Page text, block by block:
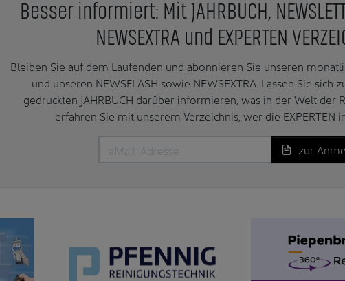
Besser informiert: Mit JAHRBUCH,
NEWSEXTRA und EXPERTEN
Bleiben Sie auf dem Laufenden und abonnieren Sie unseren
und unseren NEWSFLASH sowie NEWSEXTRA. Lassen Sie sich
gedruckten JAHRBUCH darüber informieren, was in der Welt der
erfahren Sie mit unserem Verzeichnis, wer die EXPERTEN
zur